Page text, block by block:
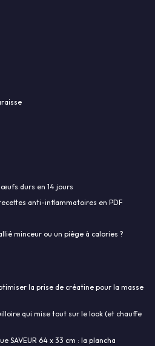
durs en 14 jours
anti-inflammatoires en PDF
minceur ou un piège à calories ?
la prise de créatine pour la masse
qui mise tout sur le look (et chauffe
SAVEUR 64 x 33 cm : la plancha